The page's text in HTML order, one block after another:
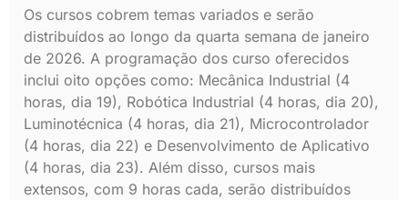
Os cursos cobrem temas variados e serão
distribuídos ao longo da quarta semana de janeiro
de 2026. A programação dos curso oferecidos
inclui oito opções como: Mecânica Industrial (4
horas, dia 19), Robótica Industrial (4 horas, dia 20),
Luminotécnica (4 horas, dia 21), Microcontrolador
(4 horas, dia 22) e Desenvolvimento de Aplicativo
(4 horas, dia 23). Além disso, cursos mais
extensos, com 9 horas cada, serão distribuídos